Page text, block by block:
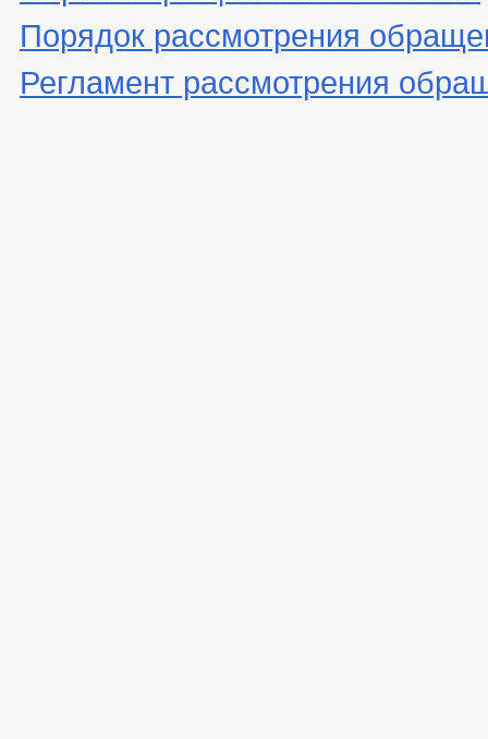
Порядок рассмотрения
Регламент рассмотрения